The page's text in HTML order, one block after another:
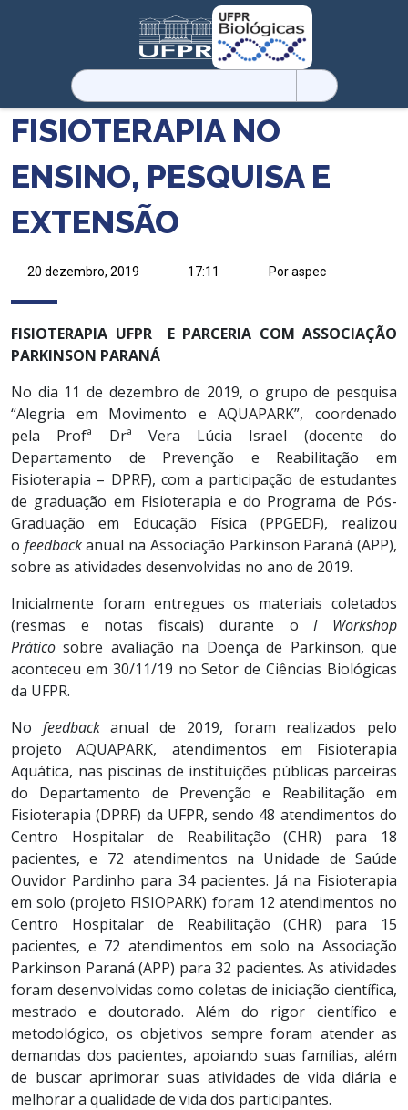
Pesquisar
por:
FISIOTERAPIA NO
ENSINO, PESQUISA E
EXTENSÃO
20 dezembro, 2019 17:11 Por aspec
FISIOTERAPIA UFPR EPARCERIA COM ASSOCIAÇÃO
PARKINSON PARANÁ
No dia 11 de dezembro de 2019, o grupo de pesquisa
“Alegria em Movimento e AQUAPARK”, coordenado
pela Profª Drª Vera Lúcia Israel (docente do
Departamento de Prevenção e Reabilitação em
Fisioterapia – DPRF), com a participação de estudantes
de graduação em Fisioterapia e do Programa de Pós-
Graduação em Educação Física (PPGEDF), realizou
o feedbackanual na Associação Parkinson Paraná (APP),
sobre as atividades desenvolvidas no ano de 2019.
Inicialmente foram entregues os materiais coletados
(resmas e notas fiscais) durante oI Workshop
Prático sobre avaliação na Doença de Parkinson, que
aconteceu em 30/11/19 no Setor de Ciências Biológicas
da UFPR.
No feedbackanual de 2019, foram realizados pelo
projeto AQUAPARK, atendimentos em Fisioterapia
Aquática, nas piscinas de instituições públicas parceiras
do Departamento de Prevenção e Reabilitação em
Fisioterapia (DPRF) da UFPR, sendo 48 atendimentos do
Centro Hospitalar de Reabilitação (CHR) para 18
pacientes, e 72 atendimentos na Unidade de Saúde
Ouvidor Pardinho para 34 pacientes. Já na Fisioterapia
em solo (projeto FISIOPARK) foram 12 atendimentos no
Centro Hospitalar de Reabilitação (CHR) para 15
pacientes, e 72 atendimentos em solo na Associação
Parkinson Paraná (APP) para 32 pacientes. As atividades
foram desenvolvidas como coletas de iniciação científica,
mestrado e doutorado. Além do rigor científico e
metodológico, os objetivos sempre foram atender as
demandas dos pacientes, apoiando suas famílias, além
de buscar aprimorar suas atividades de vida diária e
melhorar a qualidade de vida dos participantes.